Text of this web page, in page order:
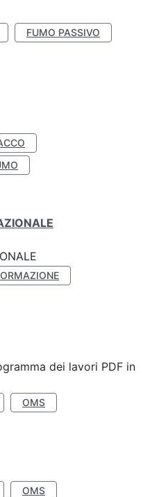
FUMO PASSIVO
dei lavori PDF in
OMS
OMS